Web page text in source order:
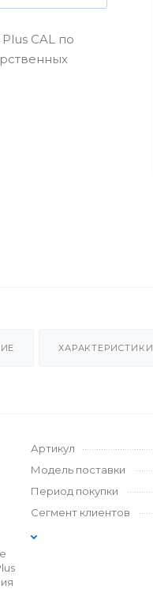
CAL по
ХАРАКТЕРИСТИКИ
Артикул
Модель поставки
Период покупки
Сегмент клиентов